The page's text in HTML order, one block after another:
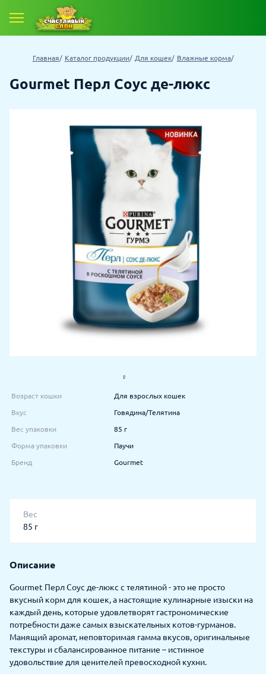
Главная Каталог продукции Для кошек Влажные корма
Gourmet Перл Соус де-люкс
Возраст кошки Для взрослых кошек
Вкус Говядина/Телятина
Вес упаковки 85 г
Форма упаковки Паучи
Бренд Gourmet
Вес
85 г
Описание
Gourmet Перл Соус де-люкс с телятиной - это не просто
вкусный корм для кошек, а настоящие кулинарные изыски на
каждый день, которые удовлетворят гастрономические
потребности даже самых взыскательных котов-гурманов.
Манящий аромат, неповторимая гамма вкусов, оригинальные
текстуры и сбалансированное питание – истинное
удовольствие для ценителей превосходной кухни.